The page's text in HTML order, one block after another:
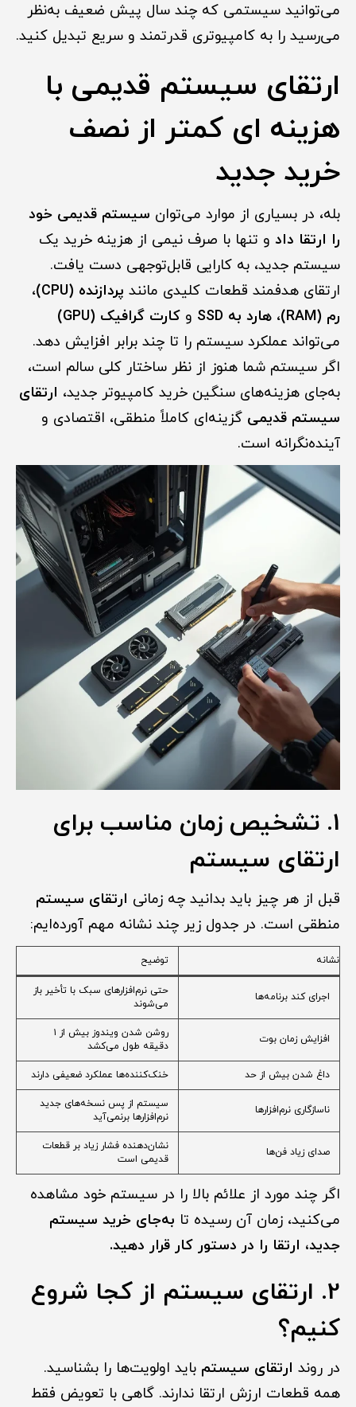
می‌توانید سیستمی که چند سال پیش ضعیف به‌نظر
می‌رسید را به کامپیوتری قدرتمند و سریع تبدیل کنید.
ارتقای سیستم قدیمی با
هزینه ای کمتر از نصف
خرید جدید
بله، در بسیاری از موارد می‌توان سیستم قدیمی خود
را ارتقا داد و تنها با صرف نیمی از هزینه خرید یک
سیستم جدید، به کارایی قابل‌توجهی دست یافت.
ارتقای هدفمند قطعات کلیدی مانند پردازنده (CPU)
،
رم (RAM)
، هارد به SSD و کارت گرافیک (GPU)
می‌تواند عملکرد سیستم را تا چند برابر افزایش دهد.
اگر سیستم شما هنوز از نظر ساختار کلی سالم است،
به‌جای هزینه‌های سنگین خرید کامپیوتر جدید، ارتقای
سیستم قدیمی گزینه‌ای کاملاً منطقی، اقتصادی و
آینده‌نگرانه است.
1. تشخیص زمان مناسب برای
ارتقای سیستم
قبل از هر چیز باید بدانید چه زمانی ارتقای سیستم
منطقی است. در جدول زیر چند نشانه مهم آورده‌ایم:
نشانه توضیح
اجرای کند برنامه‌ها
حتی نرم‌افزارهای سبک با تأخیر باز
می‌شوند
افزایش زمان بوت
روشن شدن ویندوز بیش از ۱
دقیقه طول می‌کشد
داغ شدن بیش از حد خنک‌کننده‌ها عملکرد ضعیفی دارند
ناسازگاری نرم‌افزارها
سیستم از پس نسخه‌های جدید
نرم‌افزارها برنمی‌آید
صدای زیاد فن‌ها
نشان‌دهنده فشار زیاد بر قطعات
قدیمی است
اگر چند مورد از علائم بالا را در سیستم خود مشاهده
می‌کنید، زمان آن رسیده تا به‌جای خرید سیستم
جدید، ارتقا را در دستور کار قرار دهید.
2. ارتقای سیستم از کجا شروع
کنیم؟
در روند ارتقای سیستم باید اولویت‌ها را بشناسید.
همه قطعات ارزش ارتقا ندارند. گاهی با تعویض فقط